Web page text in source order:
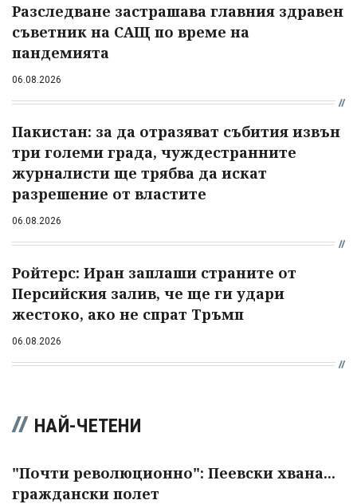
Разследване застрашава главния здравен
съветник на САЩ по време на
пандемията
06.08.2026
Пакистан: за да отразяват събития извън
три големи града, чуждестранните
журналисти ще трябва да искат
разрешение от властите
06.08.2026
Ройтерс: Иран заплаши страните от
Персийския залив, че ще ги удари
жестоко, ако не спрат Тръмп
06.08.2026
НАЙ-ЧЕТЕНИ
"Почти революционно": Пеевски хвана...
граждански полет